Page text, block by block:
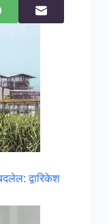
द्वारिकेश